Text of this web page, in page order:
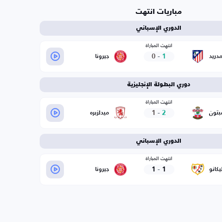
مباريات انتهت
الدوري الإسباني
انتهت المباراة
1
-
0 جيرونا
دوري البطولة الإنجليزية
انتهت المباراة
2
-
1 ميدلزبره
الدوري الإسباني
انتهت المباراة
1
-
1 جيرونا